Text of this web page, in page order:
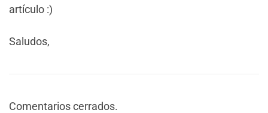
artículo :)
Saludos,
Comentarios cerrados.